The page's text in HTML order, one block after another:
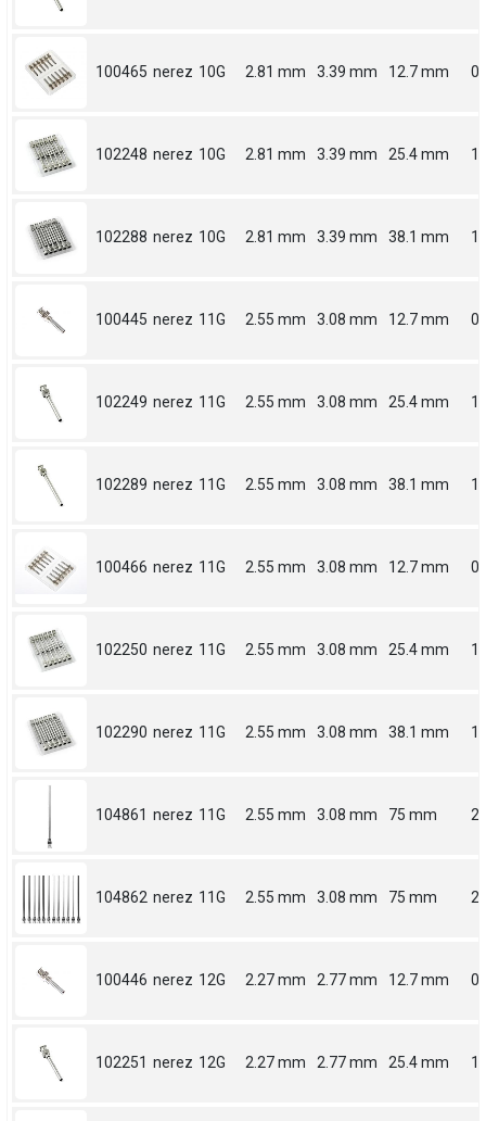
100465 nerez 10G 2.81 mm 3.39 mm 12.7 mm
102248 nerez 10G 2.81 mm 3.39 mm 25.4 mm 1
102288 nerez 10G 2.81 mm 3.39 mm 38.1 mm
100445 nerez 11G 2.55 mm 3.08 mm 12.7 mm
102249 nerez 11G 2.55 mm 3.08 mm 25.4 mm 1
102289 nerez 11G 2.55 mm 3.08 mm 38.1 mm
100466 nerez 11G 2.55 mm 3.08 mm 12.7 mm
102250 nerez 11G 2.55 mm 3.08 mm 25.4 mm 1
102290 nerez 11G 2.55 mm 3.08 mm 38.1 mm
104861 nerez 11G 2.55 mm 3.08 mm 75 mm
104862 nerez 11G 2.55 mm 3.08 mm 75 mm
100446 nerez 12G 2.27 mm 2.77 mm 12.7 mm
102251 nerez 12G 2.27 mm 2.77 mm 25.4 mm 1